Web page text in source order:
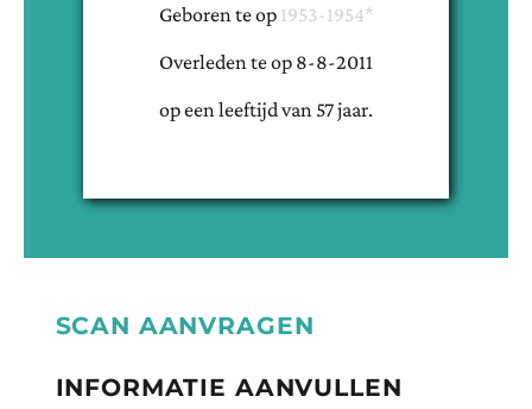
Geboren teop 1953-1954*
Overleden teop 8-8-2011
op een leeftijd van 57jaar.
SCAN AANVRAGEN
INFORMATIE AANVULLEN